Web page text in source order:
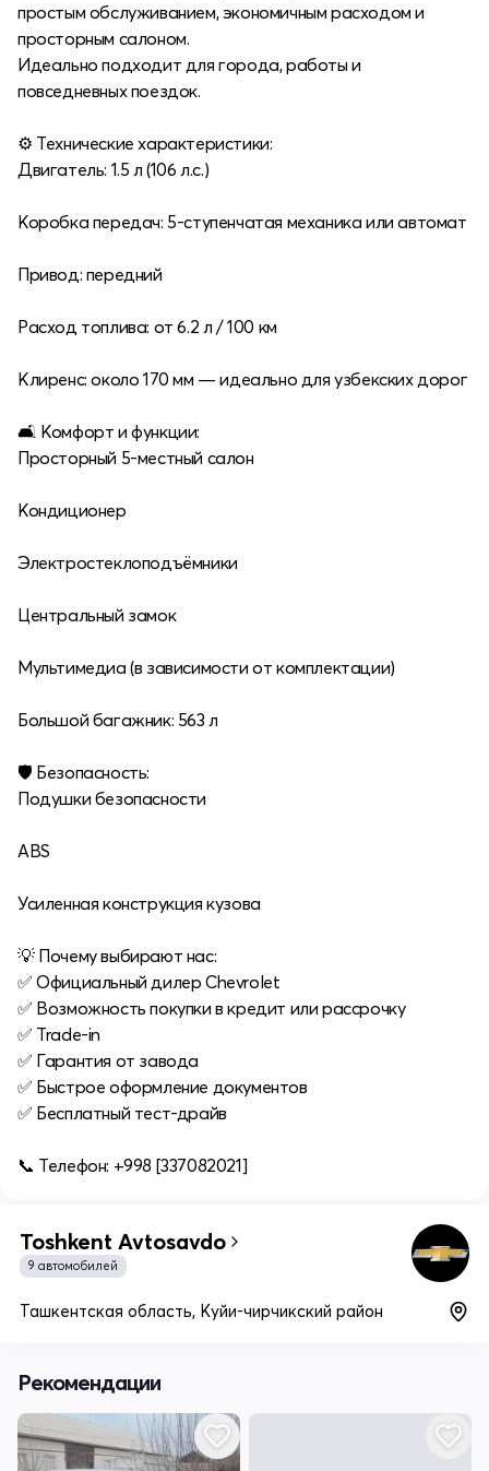
простым обслуживанием, экономичным расходом и
просторным салоном.
Идеально подходит для города, работы и
повседневных поездок.
⚙️ Технические характеристики:
Двигатель: 1.5 л (106 л.с.)
Коробка передач: 5-ступенчатая механика или автомат
Привод: передний
Расход топлива: от 6.2 л / 100 км
Клиренс: около 170 мм — идеально для узбекских дорог
🛋 Комфорт и функции:
Просторный 5-местный салон
Кондиционер
Электростеклоподъёмники
Центральный замок
Мультимедиа (в зависимости от комплектации)
Большой багажник: 563 л
🛡 Безопасность:
Подушки безопасности
ABS
Усиленная конструкция кузова
💡 Почему выбирают нас:
✅ Официальный дилер Chevrolet
✅ Возможность покупки в кредит или рассрочку
✅ Trade-in
✅ Гарантия от завода
✅ Быстрое оформление документов
✅ Бесплатный тест-драйв
📞 Телефон: +998 [337082021]
Toshkent Avtosavdo
9 автомобилей
Ташкентская область, Куйи-чирчикский район
Рекомендации